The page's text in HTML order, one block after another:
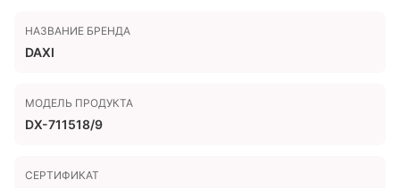
НАЗВАНИЕ БРЕНДА
DAXI
МОДЕЛЬ ПРОДУКТА
DX-711518/9
СЕРТИФИКАТ